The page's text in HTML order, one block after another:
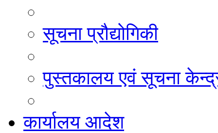
सूचना प्रौद्योगिकी
पुस्तकालय एवं सूचना
कार्यालय आदेश